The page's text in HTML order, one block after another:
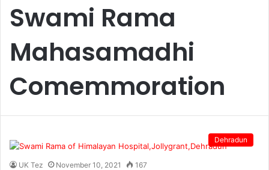
Swami Rama
Mahasamadhi
Comemmoration
Dehradun
UK Tez November 10, 2021 167